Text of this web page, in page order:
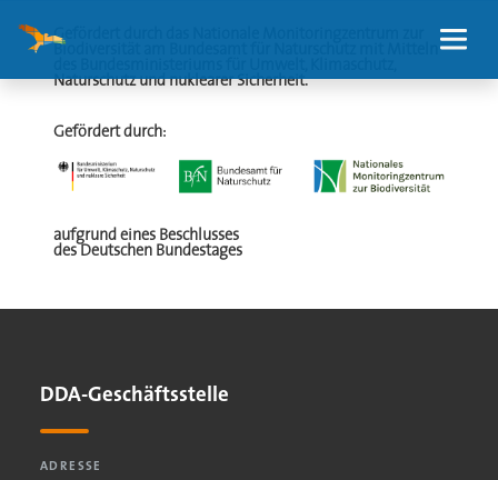
Gefördert durch das Nationale Monitoringzentrum zur
Biodiversität am Bundesamt für Naturschutz mit Mitteln
Naturschutz und nuklearer Sicherheit.
Gefördert durch:
aufgrund eines Beschlusses
des Deutschen Bundestages
DDA-Geschäftsstelle
ADRESSE